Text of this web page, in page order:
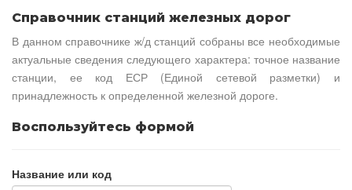
Справочник станций железных дорог
В данном справочнике ж/д станций собраны все необходимые
актуальные сведения следующего характера: точное название
станции, ее код ЕСР (Единой сетевой разметки) и
принадлежность к определенной железной дороге.
Воспользуйтесь формой
Название или код